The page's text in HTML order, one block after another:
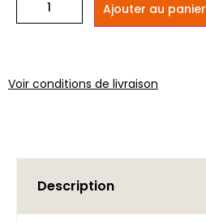
Ajouter au panier
Voir conditions de livraison
Description